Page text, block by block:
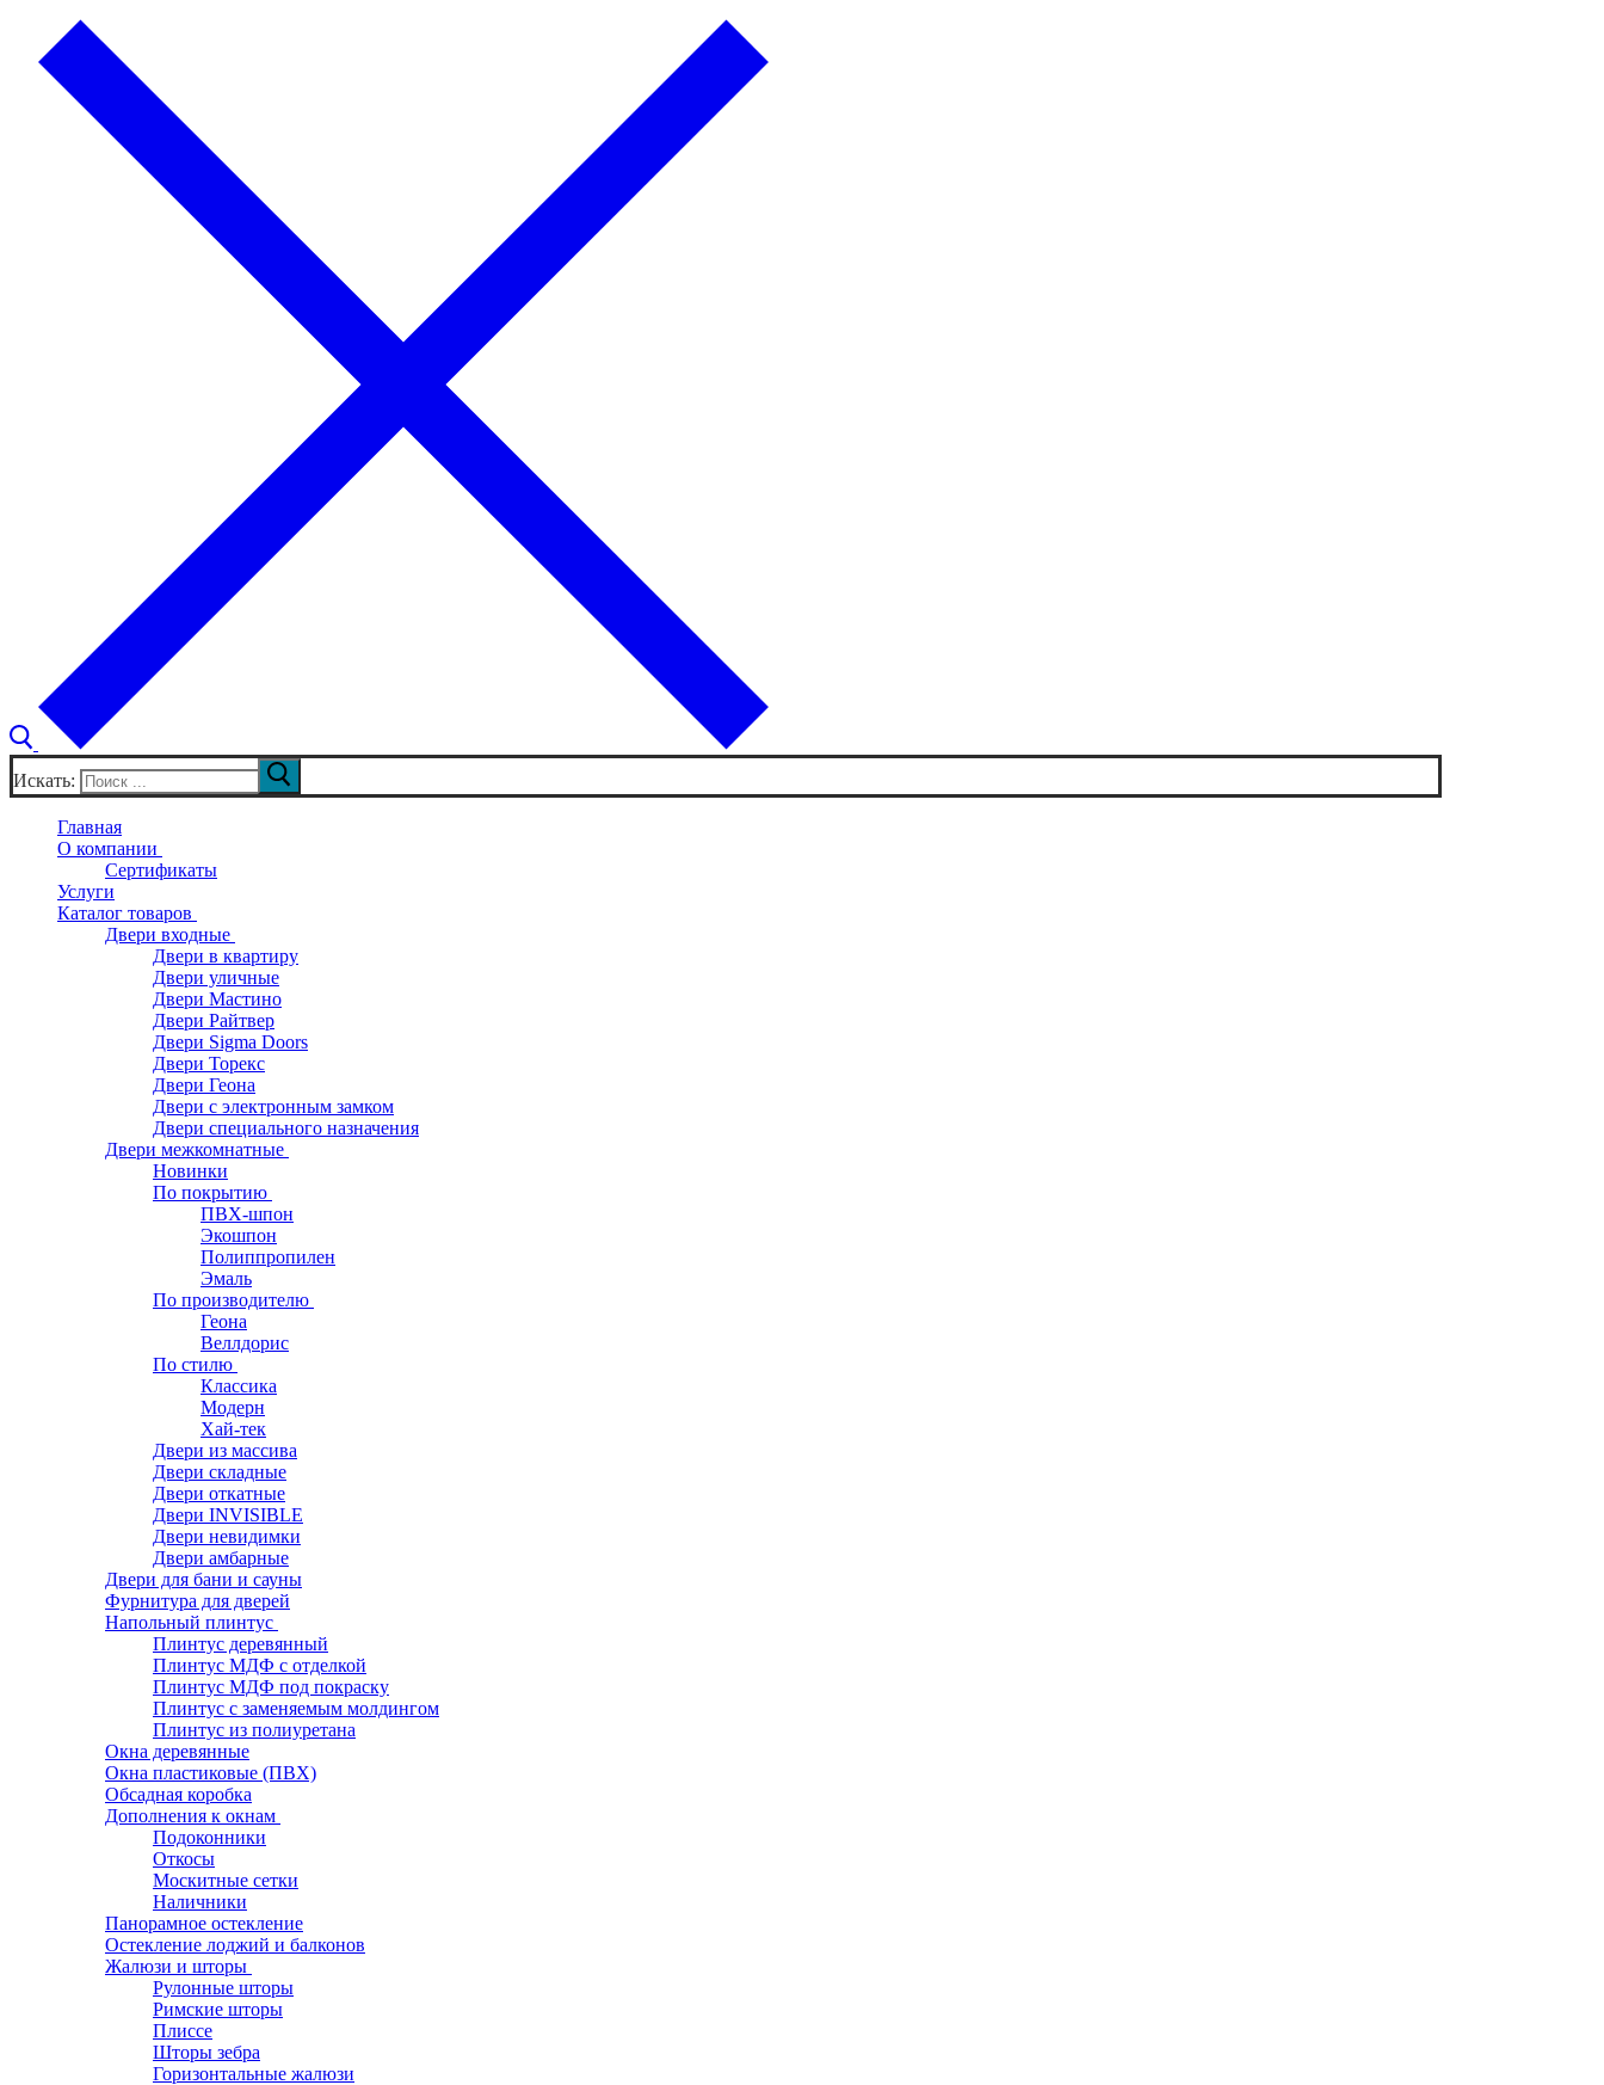
Искать:
Главная
О компании
Сертификаты
Услуги
Каталог товаров
Двери входные
Двери в квартиру
Двери уличные
Двери Мастино
Двери Райтвер
Двери Sigma Doors
Двери Торекс
Двери Геона
Двери с электронным замком
Двери специального назначения
Двери межкомнатные
Новинки
По покрытию
ПВХ-шпон
Экошпон
Полиппропилен
Эмаль
По производителю
Геона
Веллдорис
По стилю
Классика
Модерн
Хай-тек
Двери из массива
Двери складные
Двери откатные
Двери INVISIBLE
Двери невидимки
Двери амбарные
Двери для бани и сауны
Фурнитура для дверей
Напольный плинтус
Плинтус деревянный
Плинтус МДФ с отделкой
Плинтус МДФ под покраску
Плинтус с заменяемым молдингом
Плинтус из полиуретана
Окна деревянные
Окна пластиковые (ПВХ)
Обсадная коробка
Дополнения к окнам
Подоконники
Откосы
Москитные сетки
Наличники
Панорамное остекление
Остекление лоджий и балконов
Жалюзи и шторы
Рулонные шторы
Римские шторы
Плиссе
Шторы зебра
Горизонтальные жалюзи